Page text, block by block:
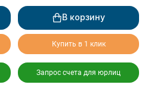
В корзину
Купить в 1 клик
Запрос счета для юрлиц